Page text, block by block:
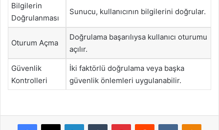
Bilgilerin
Doğrulanması
Sunucu, kullanıcının bilgilerini doğrular.
Oturum Açma
Doğrulama başarılıysa kullanıcı oturumu
açılır.
Güvenlik
Kontrolleri
İki faktörlü doğrulama veya başka
güvenlik önlemleri uygulanabilir.
Facebook
X LinkedInTumblr PinterestReddit VKontakte